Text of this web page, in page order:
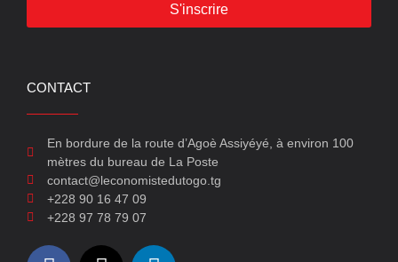
S'inscrire
CONTACT
En bordure de la route d’Agoè Assiyéyé, à environ 100
mètres du bureau de La Poste
contact@leconomistedutogo.tg
+228 90 16 47 09
+228 97 78 79 07